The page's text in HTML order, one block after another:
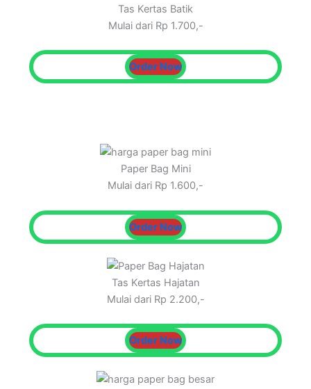
Tas Kertas Batik
Mulai dari Rp 1.700,-
Order Now
Paper Bag Mini
Mulai dari Rp 1.600,-
Order Now
Tas Kertas Hajatan
Mulai dari Rp 2.200,-
Order Now